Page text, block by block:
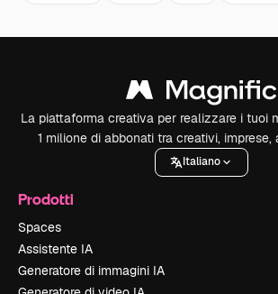
La piattaforma creativa per realizzare i tuoi
1 milione di abbonati tra creativi, imprese,
Italiano
Prodotti
Spaces
Assistente IA
Generatore di immagini IA